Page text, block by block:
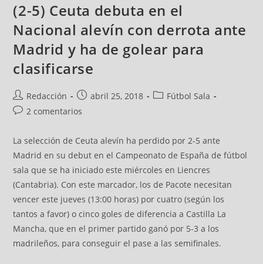
(2-5) Ceuta debuta en el
Nacional alevín con derrota ante
Madrid y ha de golear para
clasificarse
Redacción abril 25, 2018
Fútbol Sala
2 comentarios
La selección de Ceuta alevín ha perdido por 2-5 ante
Madrid en su debut en el Campeonato de España de fútbol
sala que se ha iniciado este miércoles en Liencres
(Cantabria). Con este marcador, los de Pacote necesitan
vencer este jueves (13:00 horas) por cuatro (según los
tantos a favor) o cinco goles de diferencia a Castilla La
Mancha, que en el primer partido ganó por 5-3 a los
madrileños, para conseguir el pase a las semifinales.